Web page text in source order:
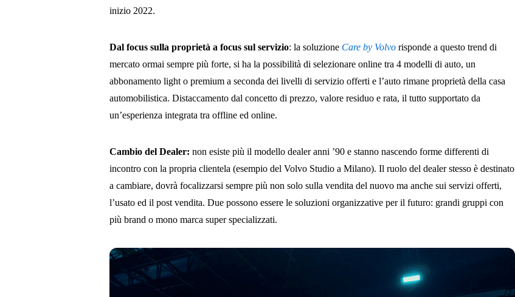
inizio 2022.
Dal focus sulla proprietà a focus sul servizio: la soluzione Care by Volvo risponde a questo trend di
mercato ormai sempre più forte, si ha la possibilità di selezionare online tra 4 modelli di auto, un
abbonamento light o premium a seconda dei livelli di servizio offerti e l’auto rimane proprietà della casa
automobilistica. Distaccamento dal concetto di prezzo, valore residuo e rata, il tutto supportato da
un’esperienza integrata tra offline ed online.
Cambio del Dealer: non esiste più il modello dealer anni ’90 e stanno nascendo forme differenti di
incontro con la propria clientela (esempio del Volvo Studio a Milano). Il ruolo del dealer stesso è destinato
a cambiare, dovrà focalizzarsi sempre più non solo sulla vendita del nuovo ma anche sui servizi offerti,
l’usato ed il post vendita. Due possono essere le soluzioni organizzative per il futuro: grandi gruppi con
più brand o mono marca super specializzati.